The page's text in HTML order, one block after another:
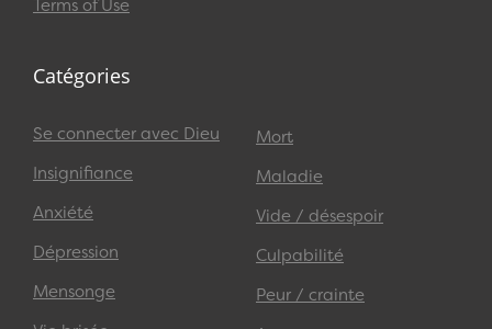
Terms of Use
Catégories
Se connecter avec Dieu
Insignifiance
Anxiété
Dépression
Mensonge
Mort
Maladie
Vide / désespoir
Culpabilité
Peur / crainte